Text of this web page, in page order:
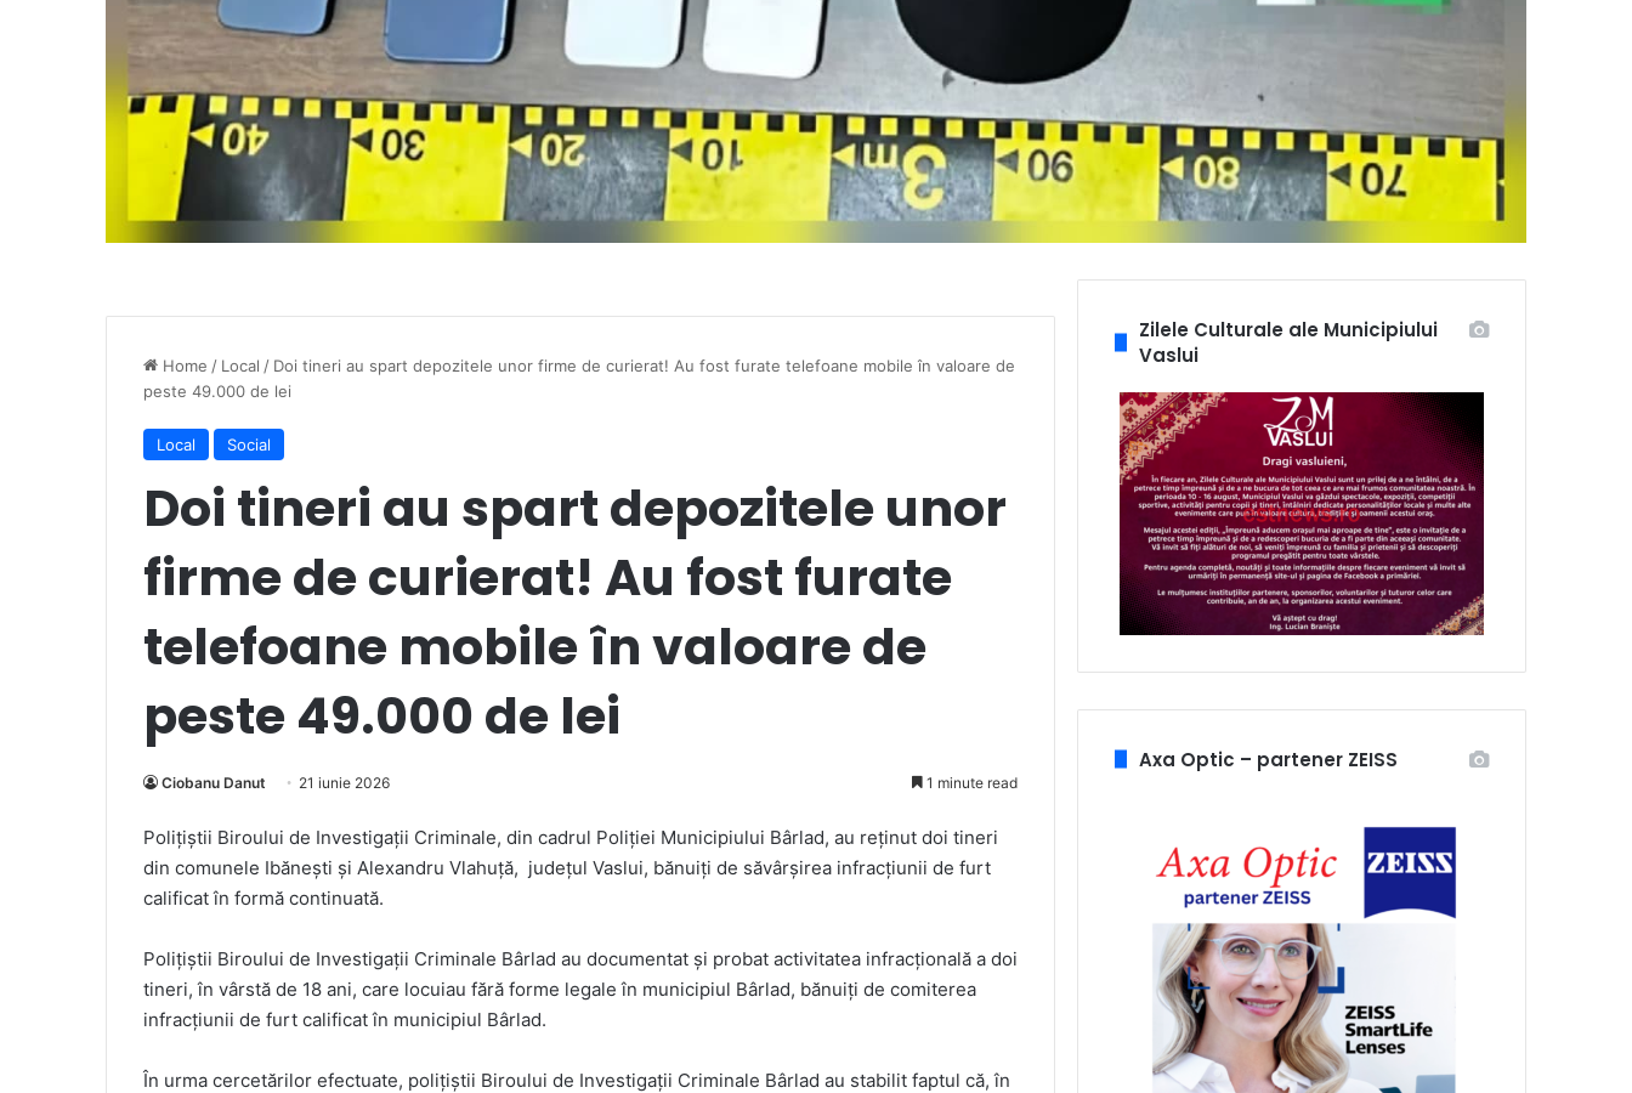
Home / Local / Doi tineri au spart depozitele unor firme de curierat! Au fost furate telefoane mobile în valoare de
peste 49.000 de lei
Local Social
Doi tineri au spart depozitele unor
firme de curierat! Au fost furate
telefoane mobile în valoare de
peste 49.000 de lei
Ciobanu Danut 21 iunie 2026 1 minute read
Poliţiştii Biroului de Investigații Criminale, din cadrul Poliției Municipiului Bârlad, au reținut doi tineri
din comunele Ibănești și Alexandru Vlahuță, județul Vaslui, bănuiți de săvârșirea infracțiunii de furt
calificat în formă continuată.
Polițiștii Biroului de Investigații Criminale Bârlad au documentat și probat activitatea infracțională a doi
tineri, în vârstă de 18 ani, care locuiau fără forme legale în municipiul Bârlad, bănuiți de comiterea
infracțiunii de furt calificat în municipiul Bârlad.
În urma cercetărilor efectuate, polițiștii Biroului de Investigații Criminale Bârlad au stabilit faptul că, în
Zilele Culturale ale Municipiului
Vaslui
Axa Optic – partener ZEISS